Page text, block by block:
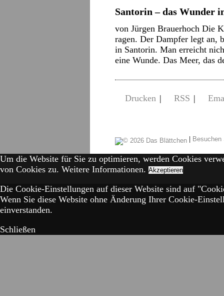
Santorin – das Wunder
von Jürgen Brauerhoch Die
ragen. Der Dampfer legt an,
in Santorin. Man erreicht
eine Wunde. Das Meer, das
Drucken | RSS |
|
Um die Website für Sie zu optimieren, werden Cookies
von Cookies zu. Weitere Informationen. Akzeptieren
Die Cookie-Einstellungen auf dieser Website sind auf
Wenn Sie diese Website ohne Änderung Ihrer Cookie-
einverstanden.
Schließen